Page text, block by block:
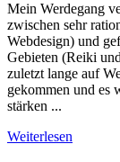
Mein Werdegang
zwischen sehr
Webdesign) und
Gebieten (Reiki
zuletzt lange auf
gekommen und es
stärken ...
Weiterlesen